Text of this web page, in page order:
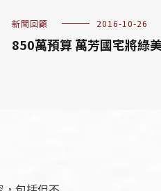
新聞回顧 2016-10-26
850萬預算 萬芳國宅將綠